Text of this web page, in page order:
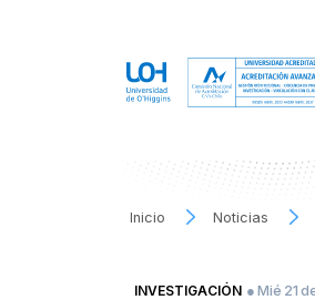
Inicio Noticias
INVESTIGACIÓN ● Mié 21